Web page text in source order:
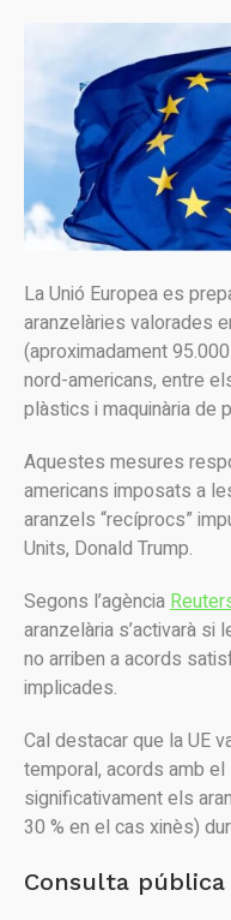
La Unió Europea es
aranzelàries valorades
(aproximadament
nord-americans, entre
plàstics i maquinària de
Aquestes mesures
americans imposats a
aranzels “recíprocs”
Units, Donald Trump.
Segons l’agència
aranzelària s’activarà si
no arriben a acords
implicades.
Cal destacar que la UE
temporal, acords amb el
significativament els
30 % en el cas xinès)
Consulta